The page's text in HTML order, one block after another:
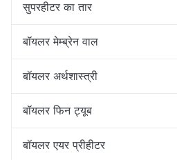
सुपरहीटर का तार
बॉयलर मेम्ब्रेन वाल
बॉयलर अर्थशास्त्री
बॉयलर फिन ट्यूब
बॉयलर एयर प्रीहीटर